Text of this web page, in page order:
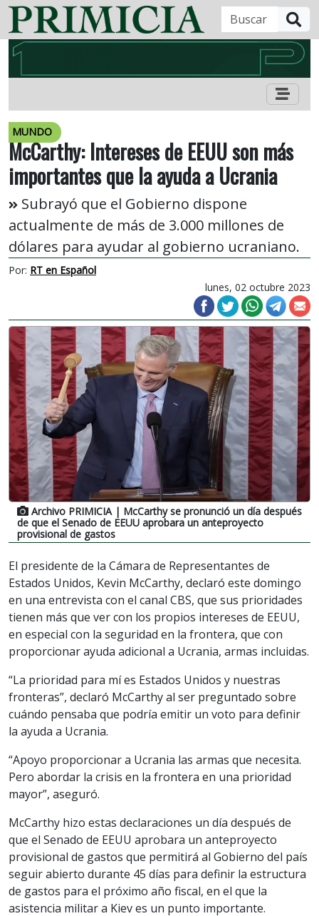
MUNDO
McCarthy: Intereses de EEUU son más
importantes que la ayuda a Ucrania
Subrayó que el Gobierno dispone
actualmente de más de 3.000 millones de
dólares para ayudar al gobierno ucraniano.
Por: RT en Español
lunes, 02 octubre 2023
Archivo PRIMICIA | McCarthy se pronunció un día después
de que el Senado de EEUU aprobara un anteproyecto
provisional de gastos
El presidente de la Cámara de Representantes de
Estados Unidos, Kevin McCarthy, declaró este domingo
en una entrevista con el canal CBS, que sus prioridades
tienen más que ver con los propios intereses de EEUU,
en especial con la seguridad en la frontera, que con
proporcionar ayuda adicional a Ucrania, armas incluidas.
“La prioridad para mí es Estados Unidos y nuestras
fronteras”, declaró McCarthy al ser preguntado sobre
cuándo pensaba que podría emitir un voto para definir
la ayuda a Ucrania.
“Apoyo proporcionar a Ucrania las armas que necesita.
Pero abordar la crisis en la frontera en una prioridad
mayor”, aseguró.
McCarthy hizo estas declaraciones un día después de
que el Senado de EEUU aprobara un anteproyecto
provisional de gastos que permitirá al Gobierno del país
seguir abierto durante 45 días para definir la estructura
de gastos para el próximo año fiscal, en el que la
asistencia militar a Kiev es un punto importante.